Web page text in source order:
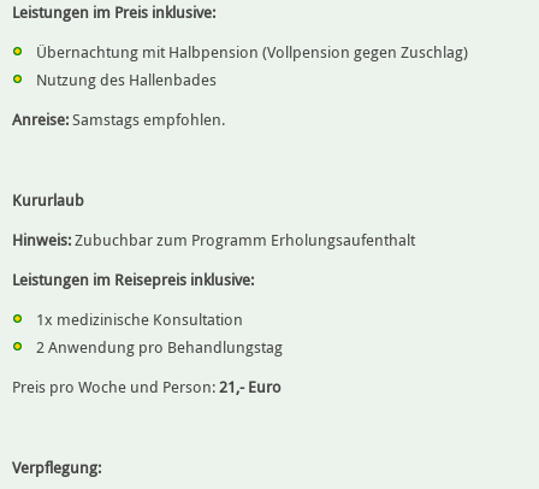
Leistungen im Preis inklusive:
Übernachtung mit Halbpension (Vollpension gegen Zuschlag)
Nutzung des Hallenbades
Anreise:Samstags empfohlen.
Kururlaub
Hinweis:Zubuchbar zum Programm Erholungsaufenthalt
Leistungen im Reisepreis inklusive:
1x medizinische Konsultation
2 Anwendung pro Behandlungstag
Preis pro Woche und Person:21,- Euro
Verpflegung: